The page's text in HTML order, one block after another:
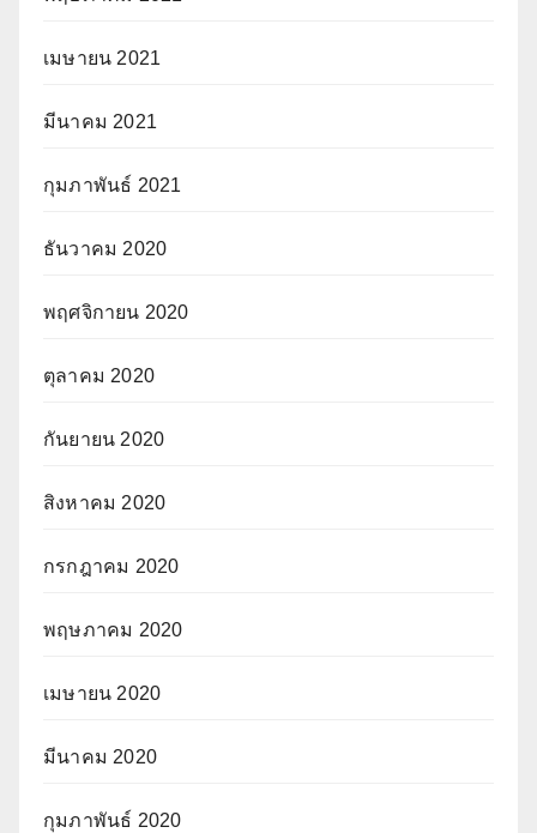
เมษายน 2021
มีนาคม 2021
กุมภาพันธ์ 2021
ธันวาคม 2020
พฤศจิกายน 2020
ตุลาคม 2020
กันยายน 2020
สิงหาคม 2020
กรกฎาคม 2020
พฤษภาคม 2020
เมษายน 2020
มีนาคม 2020
กุมภาพันธ์ 2020